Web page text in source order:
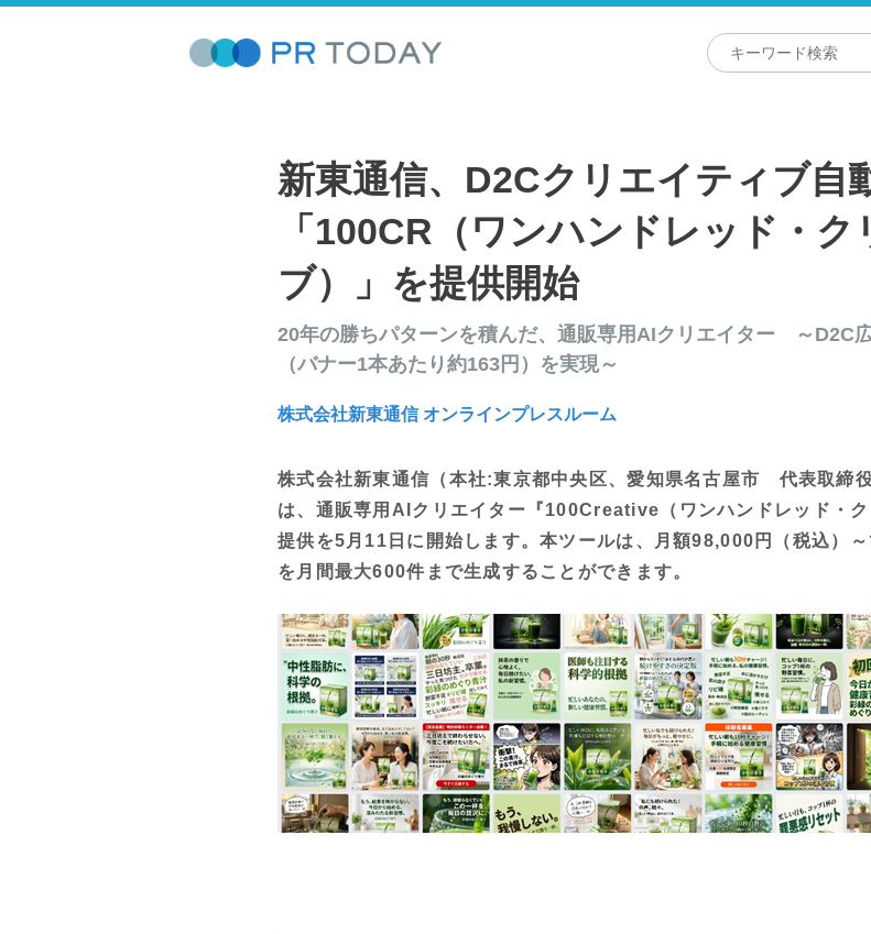
新東通信、D2Cクリエイティブ自
「100CR（ワンハンドレッド・ク
ブ）」を提供開始
20年の勝ちパターンを積んだ、通販専用AIクリエイター ～D2C
（バナー1本あたり約163円）を実現～
株式会社新東通信 オンラインプレスルーム
株式会社新東通信（本社:東京都中央区、愛知県名古屋市 代表取締
は、通販専用AIクリエイター『100Creative（ワンハンドレッド・
提供を5月11日に開始します。本ツールは、月額98,000円（税込）
を月間最大600件まで生成することができます。